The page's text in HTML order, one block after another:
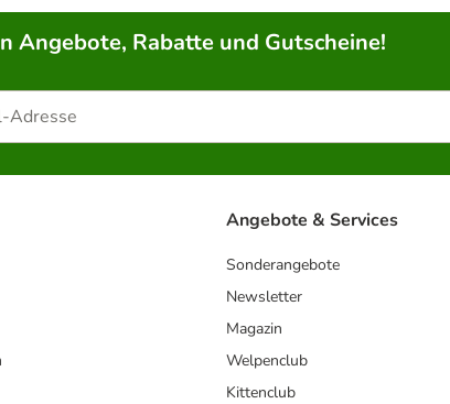
Angebote, Rabatte und Gutscheine!
Angebote & Services
Sonderangebote
Newsletter
Magazin
Welpenclub
Kittenclub